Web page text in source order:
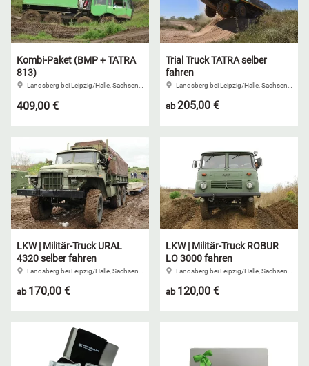
Kombi-Paket (BMP + TATRA
813)
Landsberg bei Leipzig/Halle, Sachsen-Anhalt
409,00 €
Trial Truck TATRA selber
fahren
Landsberg bei Leipzig/Halle, Sachsen-Anhalt
ab205,00 €
LKW | Militär-Truck URAL
4320 selber fahren
Landsberg bei Leipzig/Halle, Sachsen-Anhalt
ab 170,00 €
LKW | Militär-Truck ROBUR
LO 3000 fahren
Landsberg bei Leipzig/Halle, Sachsen-Anhalt
ab 120,00 €